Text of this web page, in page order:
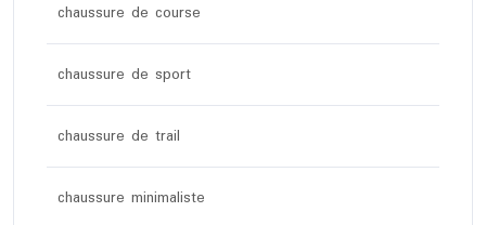
chaussure de course
chaussure de sport
chaussure de trail
chaussure minimaliste